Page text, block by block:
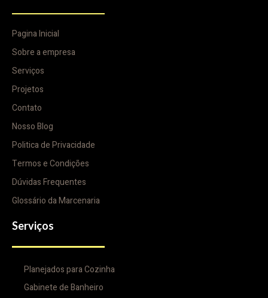
Pagina Inicial
Sobre a empresa
Serviços
Projetos
Contato
Nosso Blog
Politica de Privacidade
Termos e Condições
Dúvidas Frequentes
Glossário da Marcenaria
Serviços
Planejados para Cozinha
Gabinete de Banheiro